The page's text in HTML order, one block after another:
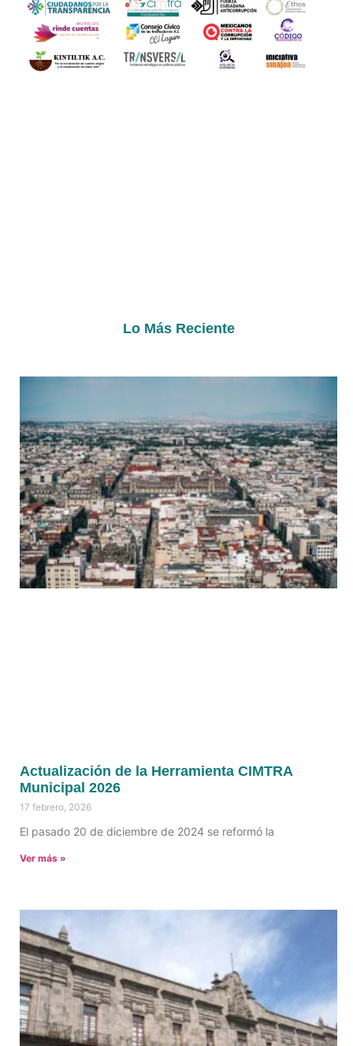
Lo Más Reciente
Actualización de la Herramienta CIMTRA
Municipal 2026
17 febrero, 2026
El pasado 20 de diciembre de 2024 se reformó la
Ver más »